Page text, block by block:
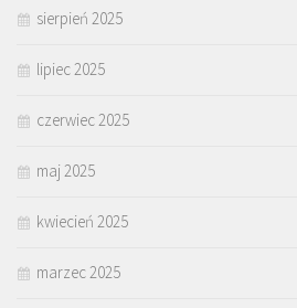
sierpień 2025
lipiec 2025
czerwiec 2025
maj 2025
kwiecień 2025
marzec 2025